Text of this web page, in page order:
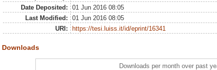
Date Deposited:
01 Jun 2016 08:05
Last Modified:
01 Jun 2016 08:05
URI:
https://tesi.luiss.it/id/eprint/16341
Downloads
Downloads per month over past